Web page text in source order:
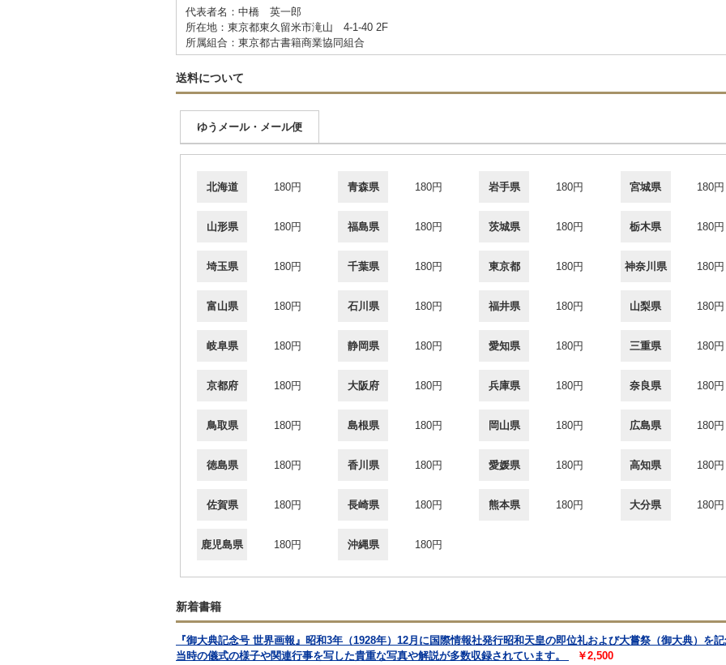
代表者名：中橋 英一郎
所在地：東京都東久留米市滝山 4-1-40 2F
所属組合：東京都古書籍商業協同組合
送料について
ゆうメール・メール便
北海道 180円 青森県 180円 岩手県 180円 宮城県 180円
山形県 180円 福島県 180円 茨城県 180円 栃木県 180円
埼玉県 180円 千葉県 180円 東京都 180円 神奈川県 180円
富山県 180円 石川県 180円 福井県 180円 山梨県 180円
岐阜県 180円 静岡県 180円 愛知県 180円 三重県 180円
京都府 180円 大阪府 180円 兵庫県 180円 奈良県 180円
鳥取県 180円 島根県 180円 岡山県 180円 広島県 180円
徳島県 180円 香川県 180円 愛媛県 180円 高知県 180円
佐賀県 180円 長崎県 180円 熊本県 180円 大分県 180円
鹿児島県 180円 沖縄県 180円
新着書籍
『御大典記念号 世界画報』昭和3年（1928年）12月に国際情報社発行昭和天皇の即位礼および大嘗祭（御大典）を
当時の儀式の様子や関連行事を写した貴重な写真や解説が多数収録されています。
￥2,500